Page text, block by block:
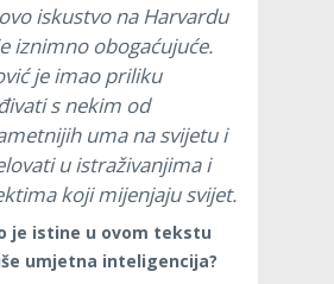
iskustvo na Harvardu
iznimno obogaćujuće.
je imao priliku
s nekim od
uma na svijetu i
u istraživanjima i
koji mijenjaju svijet.
je istine u ovom tekstu
umjetna inteligencija?